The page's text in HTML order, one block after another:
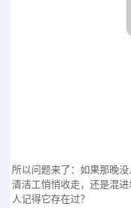
所以问题来了：如果那晚
清洁工悄悄收走，还是混
人记得它存在过？